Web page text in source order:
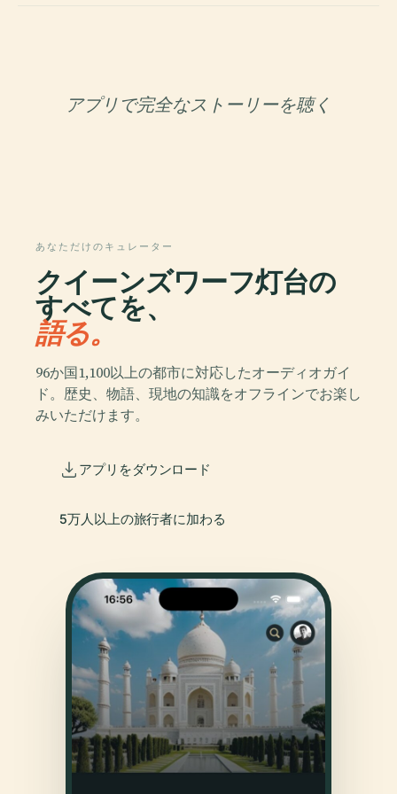
アプリで完全なストーリーを聴く
あなただけのキュレーター
クイーンズワーフ灯台の
すべてを、
語る。
96か国1,100以上の都市に対応したオーディオガイ
ド。歴史、物語、現地の知識をオフラインでお楽し
みいただけます。
アプリをダウンロード
5万人以上の旅行者に加わる